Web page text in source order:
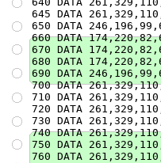
645 DATA
650 DATA
660 DATA
670 DATA
680 DATA
690 DATA
700 DATA
710 DATA
720 DATA
730 DATA
740 DATA
750 DATA
760 DATA